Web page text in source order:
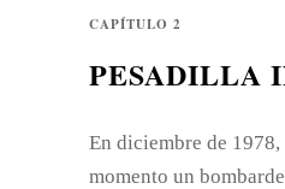
CAPÍTULO 2
PESADILLA
En diciembre de
momento un